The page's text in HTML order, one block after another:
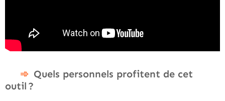
Quels personnels profitent de cet
outil ?